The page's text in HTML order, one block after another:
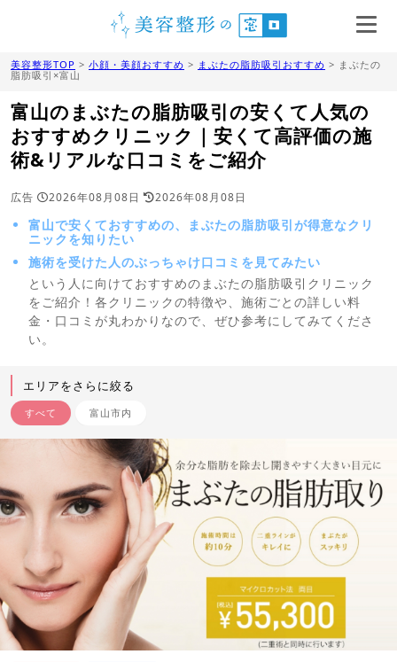
美容整形TOP > 小顔・美顔おすすめ > まぶたの脂肪吸引おすすめ > まぶたの
脂肪吸引×富山
富山のまぶたの脂肪吸引の安くて人気の
おすすめクリニック｜安くて高評価の施
術&リアルな口コミをご紹介
広告 2026年08月08日 2026年08月08日
富山で安くておすすめの、まぶたの脂肪吸引が得意なクリ
ニックを知りたい
施術を受けた人のぶっちゃけ口コミを見てみたい
という人に向けておすすめのまぶたの脂肪吸引クリニック
をご紹介！各クリニックの特徴や、施術ごとの詳しい料
金・口コミが丸わかりなので、ぜひ参考にしてみてくださ
い。
エリアをさらに絞る
すべて 富山市内